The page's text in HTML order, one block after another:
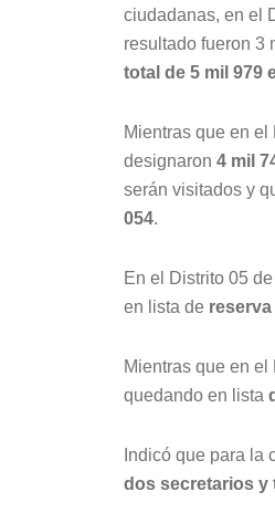
ciudadanas, en el
resultado fueron 3
total de 5 mil 979
Mientras que en
designaron 4 mil
serán visitados y
054.
En el Distrito 05
en lista de
Mientras que en
quedando en lista
Indicó que para la
dos secretarios y